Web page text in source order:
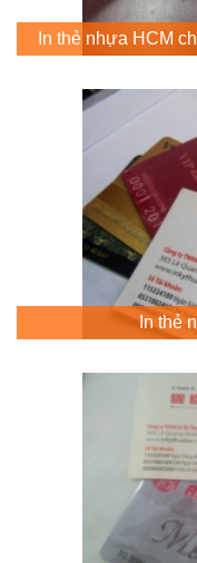
In thẻ nhựa HCM
In thẻ